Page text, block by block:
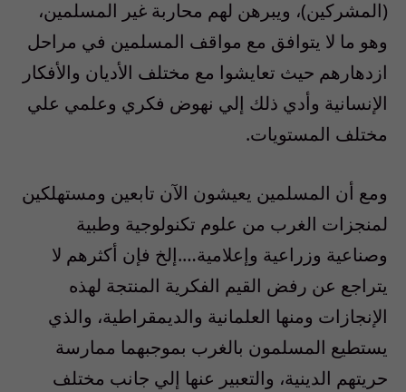
(المشركين)، ويبرهن لهم محاربة غير المسلمين،
وهو ما لا يتوافق مع مواقف المسلمين في مراحل
ازدهارهم حيث تعايشوا مع مختلف الأديان والأفكار
الإنسانية وأدي ذلك إلي نهوض فكري وعلمي علي
مختلف المستويات.
ومع أن المسلمين يعيشون الآن تابعين ومستهلكين
لمنجزات الغرب من علوم تكنولوجية وطبية
وصناعية وزراعية وإعلامية….إلخ فإن أكثرهم لا
يتراجع عن رفض القيم الفكرية المنتجة لهذه
الإنجازات ومنها العلمانية والديمقراطية، والذي
يستطيع المسلمون بالغرب بموجبهما ممارسة
حريتهم الدينية، والتعبير عنها إلي جانب مختلف